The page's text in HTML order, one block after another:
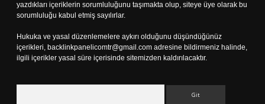
yazdıkları içeriklerin sorumluluğunu taşımakta olup, siteye üye olarak bu
sorumluluğu kabul etmiş sayılırlar.
Hukuka ve yasal düzenlemelere aykırı olduğunu düşündüğünüz
içerikleri, backlinkpanelicomtr@gmail.com adresine bildirmeniz halinde,
ilgili içerikler yasal süre içerisinde sitemizden kaldırılacaktır.